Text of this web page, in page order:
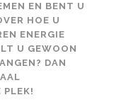
EN BENT U
HOE U
ENERGIE
U GEWOON
DAN
PLEK!